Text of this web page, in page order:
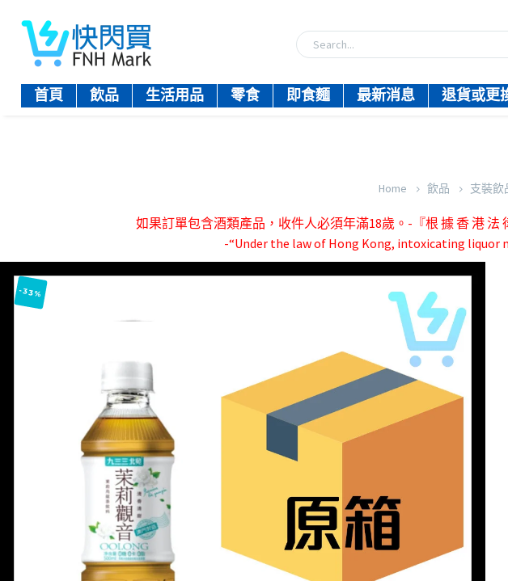
首頁 飲品 生活用品 零食 即食麵 最新消息 退貨或更
Home 飲品 支裝飲
如果訂單包含酒類產品，收件人必須年滿18歲。-『根 據 香 港 法
-“Under the law of Hong Kong, intoxicating liquor
-33%